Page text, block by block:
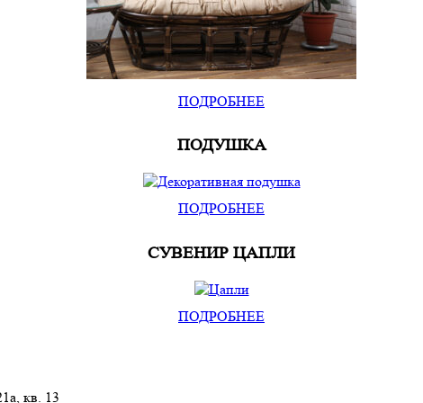
ПОДРОБНЕЕ
ПОДУШКА
ПОДРОБНЕЕ
СУВЕНИР ЦАПЛИ
ПОДРОБНЕЕ
кв. 13